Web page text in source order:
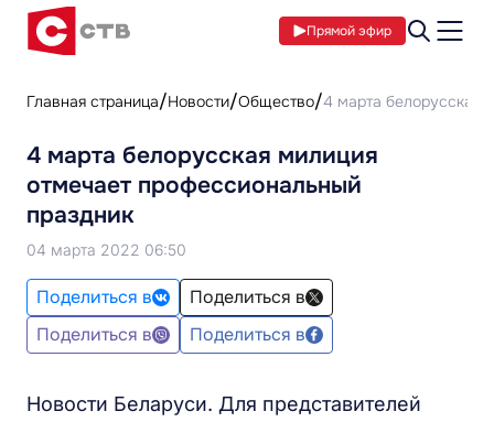
Прямой эфир
Главная страница Новости Общество 4 марта белорусская
4 марта белорусская милиция
отмечает профессиональный
праздник
04 марта 2022 06:50
Поделиться в
Поделиться в
Поделиться в
Поделиться в
Новости Беларуси. Для представителей